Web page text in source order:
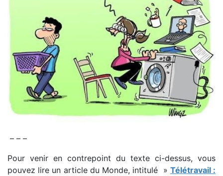
– – –
Pour venir en contrepoint du texte ci-dessus, vous
pouvez lire un article du Monde, intitulé » Télétravail :